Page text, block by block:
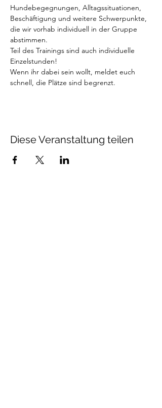
Hundebegegnungen, Alltagssituationen,
Beschäftigung und weitere Schwerpunkte,
die wir vorhab individuell in der Gruppe
abstimmen.
Teil des Trainings sind auch individuelle
Einzelstunden!
Wenn ihr dabei sein wollt, meldet euch
schnell, die Plätze sind begrenzt.
Diese Veranstaltung teilen